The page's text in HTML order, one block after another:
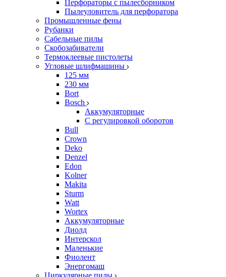
Перфораторы с пылесборником
Пылеуловитель для перфоратора
Промышленные фены
Рубанки
Сабельные пилы
Скобозабиватели
Термоклеевые пистолеты
Угловые шлифмашины
125 мм
230 мм
Bort
Bosch
Аккумуляторные
С регулировкой оборотов
Bull
Crown
Deko
Denzel
Edon
Kolner
Makita
Sturm
Watt
Wortex
Аккумуляторные
Диолд
Интерскол
Маленькие
Фиолент
Энергомаш
Циркулярные пилы